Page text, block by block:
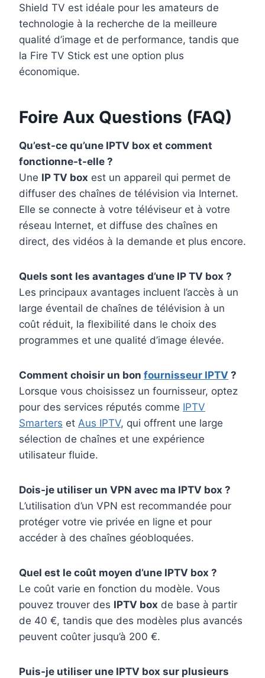
Shield TV est idéale pour les amateurs de
technologie à la recherche de la meilleure
qualité d’image et de performance, tandis que
la Fire TV Stick est une option plus
économique.
Foire Aux Questions (FAQ)
Qu’est-ce qu’une IPTV box et comment
fonctionne-t-elle ?
Une IP TV box est un appareil qui permet de
diffuser des chaînes de télévision via Internet.
Elle se connecte à votre téléviseur et à votre
réseau Internet, et diffuse des chaînes en
direct, des vidéos à la demande et plus encore.
Quels sont les avantages d’une IP TV box ?
Les principaux avantages incluent l’accès à un
large éventail de chaînes de télévision à un
coût réduit, la flexibilité dans le choix des
programmes et une qualité d’image élevée.
Comment choisir un bon fournisseur IPTV ?
Lorsque vous choisissez un fournisseur, optez
pour des services réputés comme IPTV
Smarters et Aus IPTV, qui offrent une large
sélection de chaînes et une expérience
utilisateur fluide.
Dois-je utiliser un VPN avec ma IPTV box ?
L’utilisation d’un VPN est recommandée pour
protéger votre vie privée en ligne et pour
accéder à des chaînes géobloquées.
Quel est le coût moyen d’une IPTV box ?
Le coût varie en fonction du modèle. Vous
pouvez trouver des IPTV box de base à partir
de 40 €, tandis que des modèles plus avancés
peuvent coûter jusqu’à 200 €.
Puis-je utiliser une IPTV box sur plusieurs